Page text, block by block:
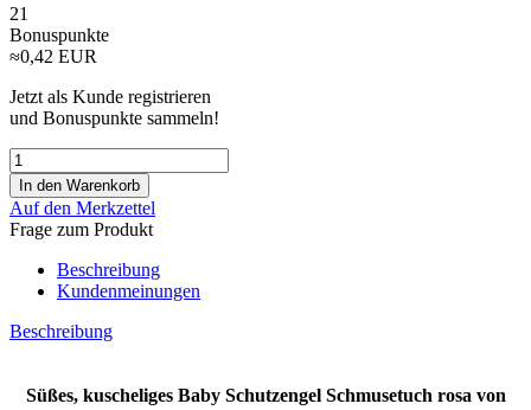
21
Bonuspunkte
≈0,42 EUR
Jetzt als Kunde registrieren
und Bonuspunkte sammeln!
Auf den Merkzettel
Frage zum Produkt
Beschreibung
Kundenmeinungen
Beschreibung
Süßes, kuscheliges Baby Schutzengel Schmusetuch rosa von